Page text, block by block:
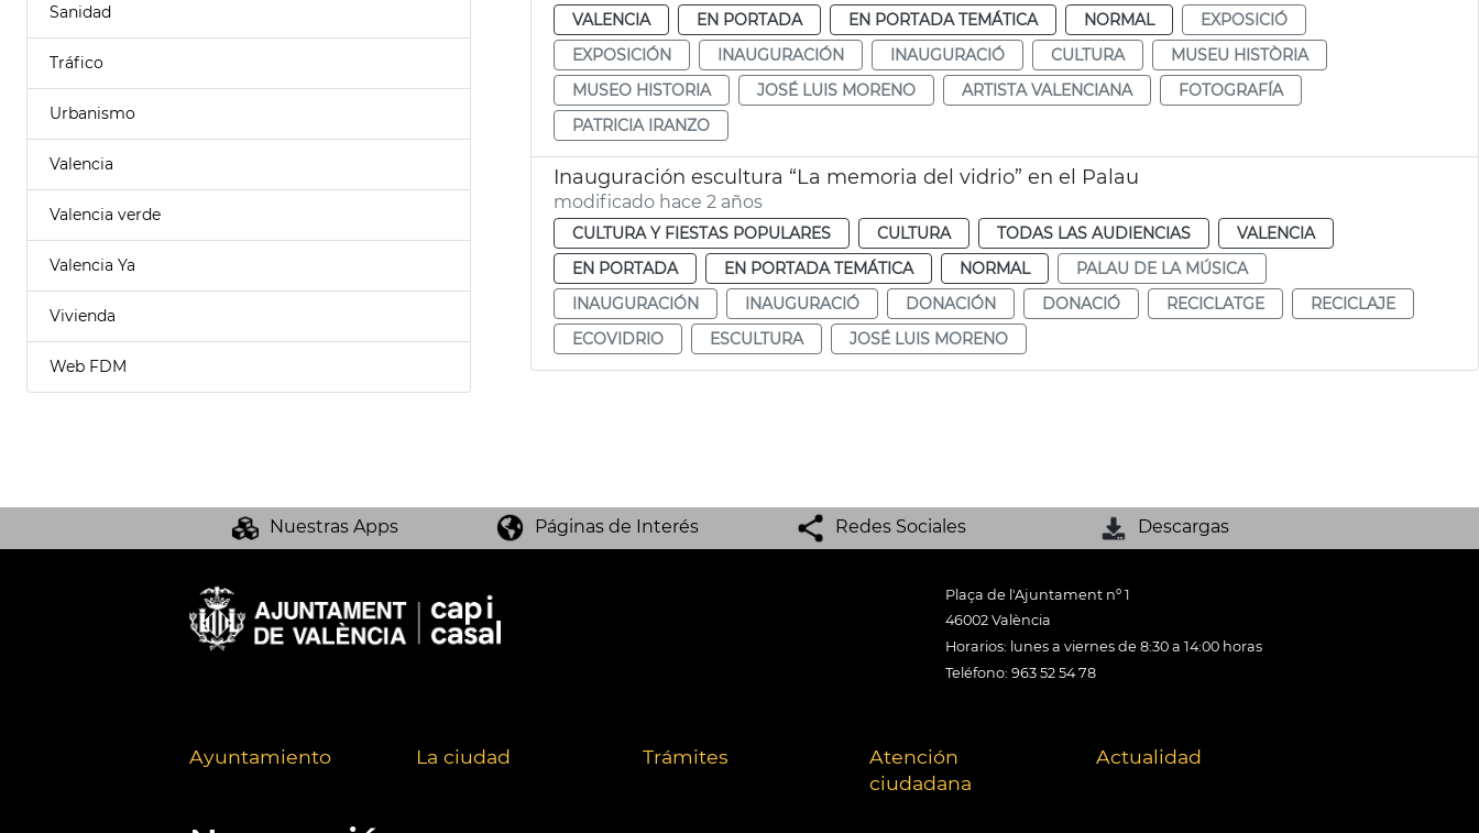
Sanidad
Tráfico
Urbanismo
Valencia
Valencia verde
Valencia Ya
Vivienda
Web FDM
VALENCIA
EN PORTADA EN PORTADA TEMÁTICA NORMAL
EXPOSICIÓ
EXPOSICIÓN
INAUGURACIÓN INAUGURACIÓ CULTURA
MUSEU HISTÒRIA
MUSEO HISTORIA
JOSÉ LUIS MORENO ARTISTA VALENCIANA
FOTOGRAFÍA
PATRICIA IRANZO
Inauguración escultura “La memoria del vidrio” en el Palau
modificado hace 2 años
CULTURA Y FIESTAS POPULARES CULTURA TODAS LAS AUDIENCIAS
VALENCIA
EN PORTADA
EN PORTADA TEMÁTICA NORMAL
PALAU DE LA MÚSICA
INAUGURACIÓN
INAUGURACIÓ DONACIÓN DONACIÓ RECICLATGE
RECICLAJE
ECOVIDRIO
ESCULTURA JOSÉ LUIS MORENO
Nuestras Apps Páginas de Interés Redes Sociales Descargas
Plaça de l'Ajuntament nº 1
46002 València
Horarios: lunes a viernes de 8:30 a 14:00 horas
Teléfono: 963 52 54 78
Ayuntamiento La ciudad Trámites
Atención
ciudadana
Actualidad